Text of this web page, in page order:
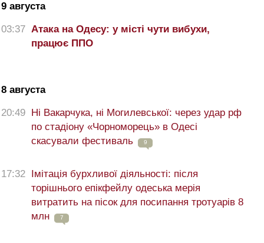
9 августа
03:37 Атака на Одесу: у місті чути вибухи,
працює ППО
8 августа
20:49
Ні Вакарчука, ні Могилевської: через удар рф
по стадіону «Чорноморець» в Одесі
скасували фестиваль
9
17:32
Імітація бурхливої діяльності: після
торішнього епікфейлу одеська мерія
витратить на пісок для посипання тротуарів 8
млн
7